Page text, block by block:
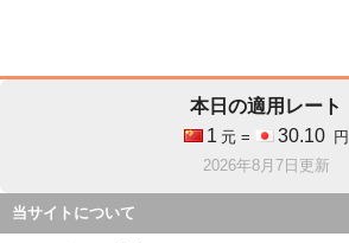
本日の適用レート
1 元 = 30.10
円
2026年8月7日更新
当サイトについて